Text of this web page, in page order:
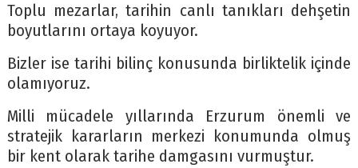
Toplu mezarlar, tarihin canlı tanıkları dehşetin
boyutlarını ortaya koyuyor.
Bizler ise tarihi bilinç konusunda birliktelik içinde
olamıyoruz.
Milli mücadele yıllarında Erzurum önemli ve
stratejik kararların merkezi konumunda olmuş
bir kent olarak tarihe damgasını vurmuştur.